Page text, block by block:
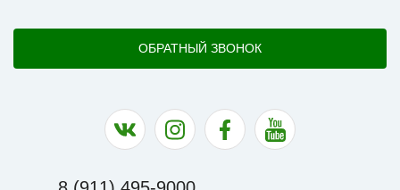
ОБРАТНЫЙ ЗВОНОК
Наша группа в ВКНаша страница в Instagram
Наша группа в Facebook
Наш канал на